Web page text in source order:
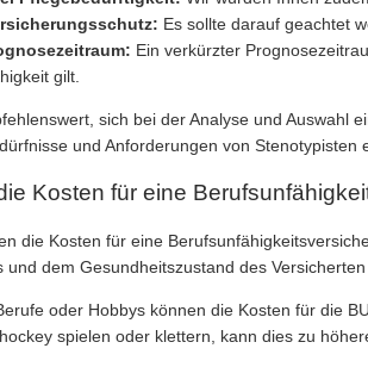
Es sollte darauf geachtet
Ein verkürzter
gilt.
sich bei der Analyse und Auswahl
und Anforderungen von
Kosten für eine
die Kosten für eine
und dem Gesundheitszustand des
oder Hobbys können die Kosten für die
spielen oder klettern, kann dies zu